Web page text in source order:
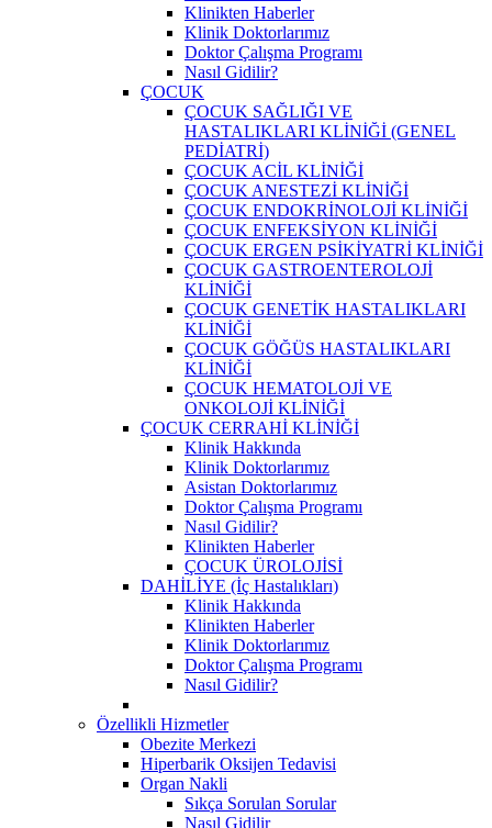
Klinikten Haberler
Klinik Doktorlarımız
Doktor Çalışma Programı
Nasıl Gidilir?
ÇOCUK
ÇOCUK SAĞLIĞI VE
HASTALIKLARI KLİNİĞİ (GENEL
PEDİATRİ)
ÇOCUK ACİL KLİNİĞİ
ÇOCUK ANESTEZİ KLİNİĞİ
ÇOCUK ENDOKRİNOLOJİ KLİNİĞİ
ÇOCUK ENFEKSİYON KLİNİĞİ
ÇOCUK ERGEN PSİKİYATRİ KLİNİĞİ
ÇOCUK GASTROENTEROLOJİ
KLİNİĞİ
ÇOCUK GENETİK HASTALIKLARI
KLİNİĞİ
ÇOCUK GÖĞÜS HASTALIKLARI
KLİNİĞİ
ÇOCUK HEMATOLOJİ VE
ONKOLOJİ KLİNİĞİ
ÇOCUK CERRAHİ KLİNİĞİ
Klinik Hakkında
Klinik Doktorlarımız
Asistan Doktorlarımız
Doktor Çalışma Programı
Nasıl Gidilir?
Klinikten Haberler
ÇOCUK ÜROLOJİSİ
DAHİLİYE (İç Hastalıkları)
Klinik Hakkında
Klinikten Haberler
Klinik Doktorlarımız
Doktor Çalışma Programı
Nasıl Gidilir?
Özellikli Hizmetler
Obezite Merkezi
Hiperbarik Oksijen Tedavisi
Organ Nakli
Sıkça Sorulan Sorular
Nasıl Gidilir